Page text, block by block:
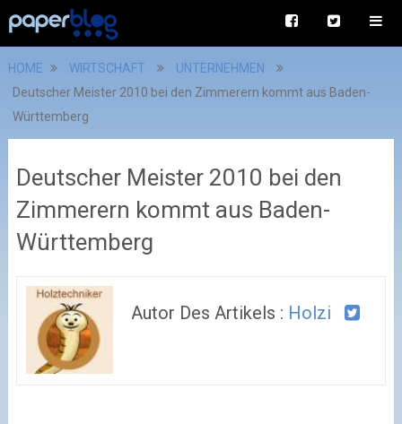
HOME WIRTSCHAFT
UNTERNEHMEN
Deutscher Meister 2010 bei den Zimmerern kommt aus Baden-
Württemberg
Deutscher Meister 2010 bei den
Zimmerern kommt aus Baden-
Württemberg
Autor Des Artikels : Holzi